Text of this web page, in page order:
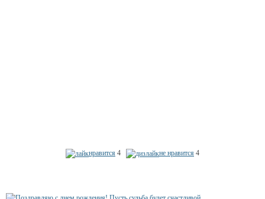
нравится 4 не нравится 4